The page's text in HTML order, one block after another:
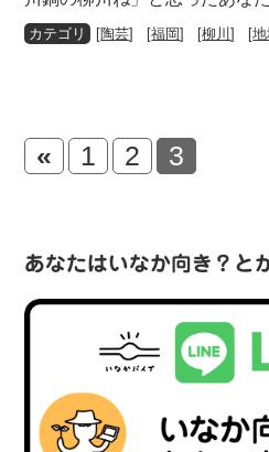
[陶芸] [福岡] [柳川] [
« 1 2 3
あなたはいなか向き？と